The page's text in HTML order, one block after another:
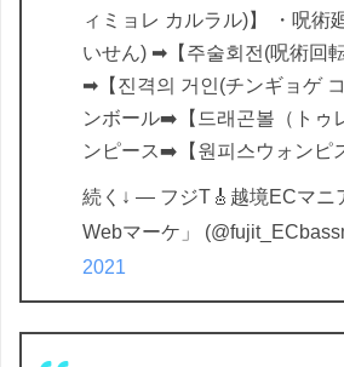
ィミョレ カルラル)】 ・呪術
いせん) ➡【주술회전(呪術回
➡【진격의 거인(チンギョゲ
ンボール➡️【드래곤볼（トゥ
ンピース➡️【원피스ウォンピ
続く↓ — フジT🎸越境ECマニ
Webマーケ」
2021